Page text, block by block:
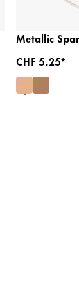
Metallic
CHF 5.25*